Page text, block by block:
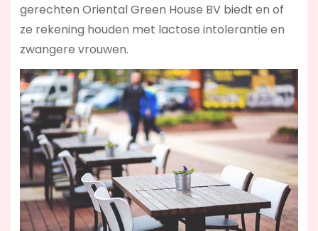
gerechten Oriental Green House BV biedt en of
ze rekening houden met lactose intolerantie en
zwangere vrouwen.